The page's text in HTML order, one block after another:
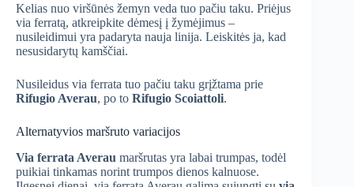
Kelias nuo viršūnės žemyn veda tuo pačiu taku. Priėjus
via ferratą, atkreipkite dėmesį į žymėjimus –
nusileidimui yra padaryta nauja linija. Leiskitės ja, kad
nesusidarytų kamščiai.
Nusileidus via ferrata tuo pačiu taku grįžtama prie
Rifugio Averau, po to Rifugio Scoiattoli.
Alternatyvios maršruto variacijos
Via ferrata Averau maršrutas yra labai trumpas, todėl
puikiai tinkamas norint trumpos dienos kalnuose.